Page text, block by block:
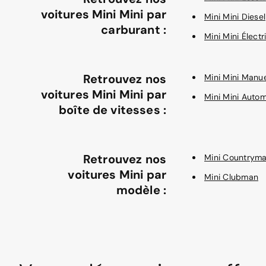
voitures Mini Mini par
carburant :
Mini Mini Diesel
Mini Mini
Retrouvez nos
voitures Mini Mini par
boîte de vitesses :
Mini Mini
Mini Mini
Retrouvez nos
voitures Mini par
modèle :
Mini
Mini Clubman